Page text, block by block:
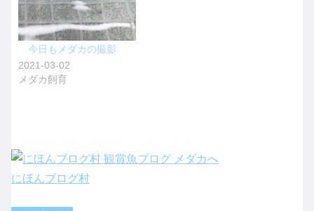
今日もメダカの撮影
2021-03-02
メダカ飼育
にほんブログ村